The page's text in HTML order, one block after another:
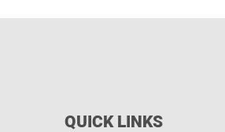
QUICK LINKS